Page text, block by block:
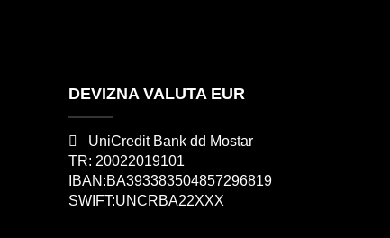
DEVIZNA VALUTA EUR
UniCredit Bank dd Mostar
TR: 20022019101
IBAN:BA393383504857296819
SWIFT:UNCRBA22XXX